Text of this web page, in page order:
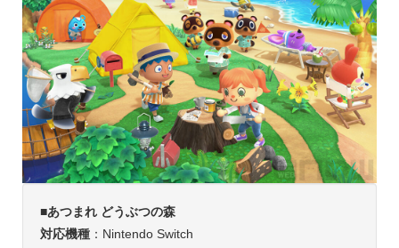
■あつまれ どうぶつの森
対応機種：Nintendo Switch